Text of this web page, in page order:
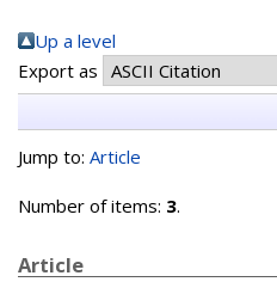
Up a level
Export as
Jump to: Article
Number of items: 3.
Article